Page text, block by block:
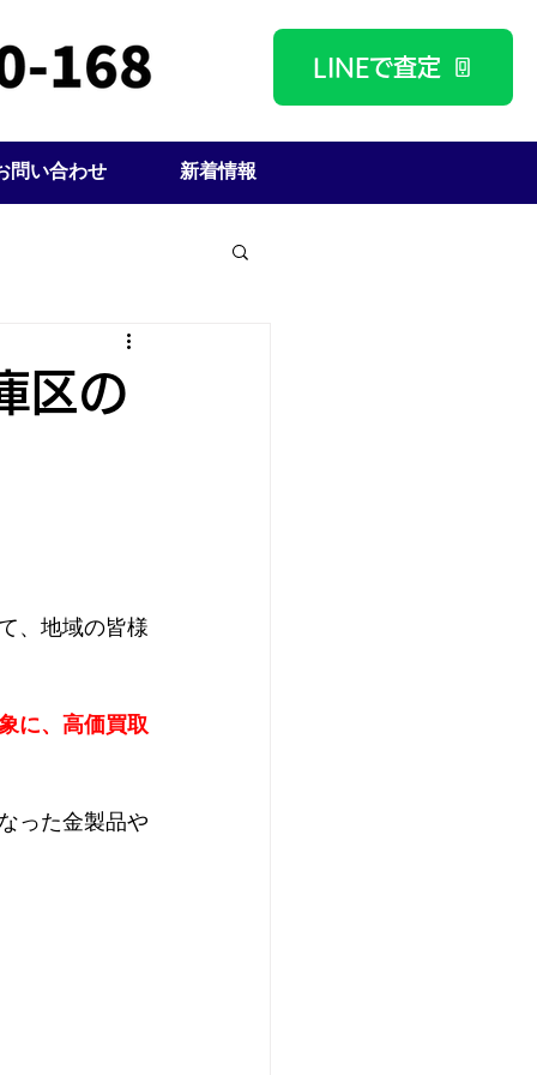
LINEで査定
問い合わせ 新着情報
区の
、地域の皆様
に、高価買取
った金製品や